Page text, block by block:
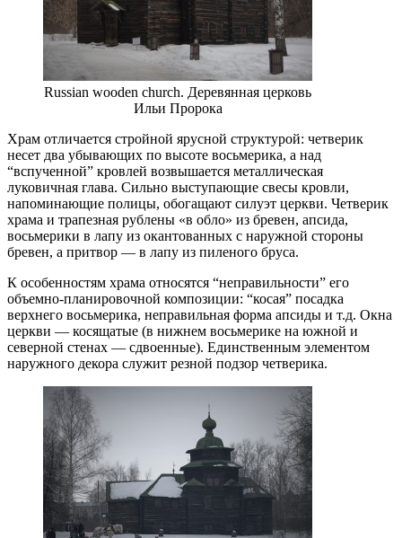
Russian wooden church. Деревянная церковь
Ильи Пророка
Храм отличается стройной ярусной структурой: четверик
несет два убывающих по высоте восьмерика, а над
“вспученной” кровлей возвышается металлическая
луковичная глава. Сильно выступающие свесы кровли,
напоминающие полицы, обогащают силуэт церкви. Четверик
храма и трапезная рублены «в обло» из бревен, апсида,
восьмерики в лапу из окантованных с наружной стороны
бревен, а притвор — в лапу из пиленого бруса.
К особенностям храма относятся “неправильности” его
объемно-планировочной композиции: “косая” посадка
верхнего восьмерика, неправильная форма апсиды и т.д. Окна
церкви — косящатые (в нижнем восьмерике на южной и
северной стенах — сдвоенные). Единственным элементом
наружного декора служит резной подзор четверика.